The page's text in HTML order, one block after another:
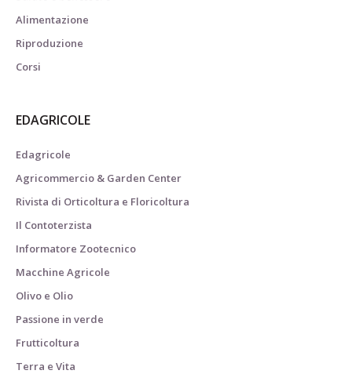
Alimentazione
Riproduzione
Corsi
EDAGRICOLE
Edagricole
Agricommercio & Garden Center
Rivista di Orticoltura e Floricoltura
Il Contoterzista
Informatore Zootecnico
Macchine Agricole
Olivo e Olio
Passione in verde
Frutticoltura
Terra e Vita